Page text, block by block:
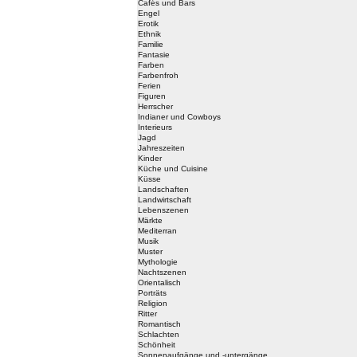
Cafés und Bars
Engel
Erotik
Ethnik
Familie
Fantasie
Farben
Farbenfroh
Ferien
Figuren
Herrscher
Indianer und Cowboys
Interieurs
Jagd
Jahreszeiten
Kinder
Küche und Cuisine
Küsse
Landschaften
Landwirtschaft
Lebenszenen
Märkte
Mediterran
Musik
Muster
Mythologie
Nachtszenen
Orientalisch
Porträts
Religion
Ritter
Romantisch
Schlachten
Schönheit
Sonnenaufgänge und -untergänge